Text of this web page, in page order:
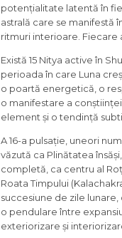
potențialitate latentă în
astrală care se manifestă
ritmuri interioare. Fiecare
Există 15 Nitya active în
perioada în care Luna
o poartă energetică, o
o manifestare a
element și o tendință
A 16-a pulsație, uneori
văzută ca Plinătatea
completă, ca centru al
Roata Timpului
succesiune de zile
o pendulare între
exteriorizare și